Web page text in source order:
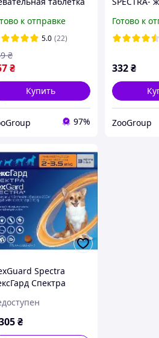
кг) 1 таблетка
к отправке
5.0 (22)
₴
₴
Купить
97%
7.5) 1
Готово к
332₴
ZooGroup
Spectra
Спектра
для собак XS
кг) упаковка 3 таб
₴